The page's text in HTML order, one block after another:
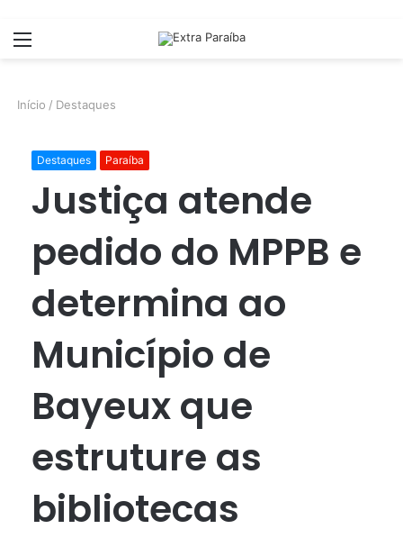
Início / Destaques
Destaques Paraíba
Justiça atende
pedido do MPPB e
determina ao
Município de
Bayeux que
estruture as
bibliotecas